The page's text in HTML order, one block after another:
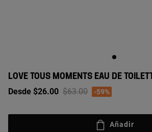
LOVE TOUS MOMENTS EAU DE
Desde $26.00 Price reduced from
$63.00to-59%
Añadir